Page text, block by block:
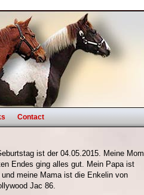
Contact
ist der 04.05.2015. Meine Mom
Endes ging alles gut. Mein Papa ist
meine Mama ist die Enkelin von
Jac 86.